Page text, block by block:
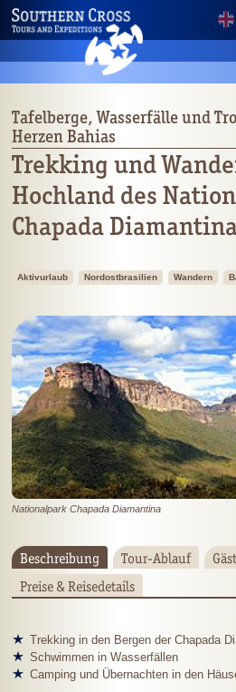
Tafelberge, Wasserfälle und
Herzen Bahias
Trekking und
Hochland des
Chapada
Aktivurlaub Nordostbrasilien Wandern
National­park Chapada Diamantina
Beschreibung Tour-Ablauf
Preise & Reisedetails
Trekking in den Bergen der Chapada
Schwimmen in Wasserfällen
Camping und Übernachten in den